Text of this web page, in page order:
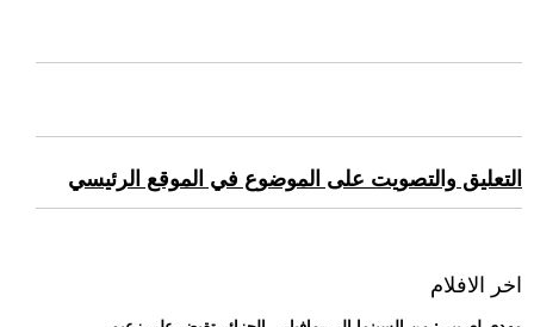
التعليق والتصويت على الموضوع في الموقع الرئيسي
اخر الافلام